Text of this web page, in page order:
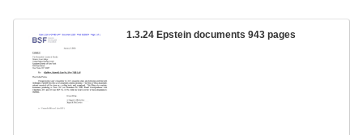
1.3.24 Epstein documents 943 pages